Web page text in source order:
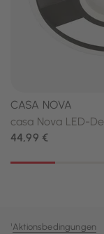
¹Aktionsbedingungen